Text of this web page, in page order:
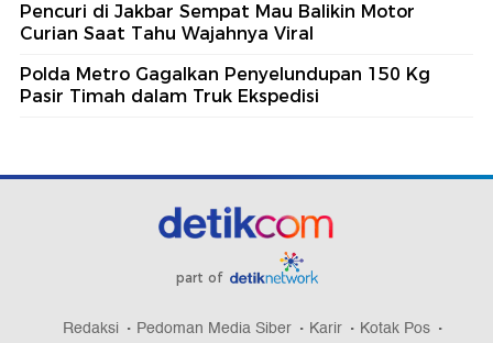
Pencuri di Jakbar Sempat Mau Balikin Motor
Curian Saat Tahu Wajahnya Viral
Polda Metro Gagalkan Penyelundupan 150 Kg
Pasir Timah dalam Truk Ekspedisi
part of
Redaksi Pedoman Media Siber Karir
Kotak Pos